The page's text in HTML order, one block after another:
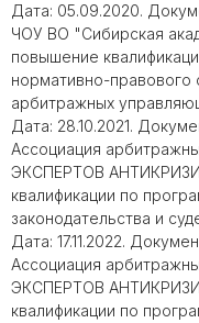
Дата: 05.09.2020.
ЧОУ ВО "Сибирская
повышение
нормативно-правового
арбитражных
Дата: 28.10.2021.
Ассоциация
ЭКСПЕРТОВ
квалификации по
законодательства и
Дата: 17.11.2022.
Ассоциация
ЭКСПЕРТОВ
квалификации по